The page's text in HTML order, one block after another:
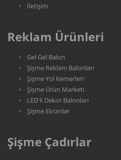
İletişim
Reklam Ürünleri
Gel Gel Balon
Şişme Reklam Balonları
Şişme Yol Kemerleri
Şişme Ürün Marketi
LED'li Dekor Balonları
Şişme Ekranlar
Şişme Çadırlar